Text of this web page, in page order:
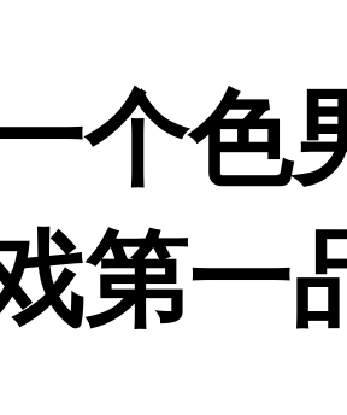
个
第一